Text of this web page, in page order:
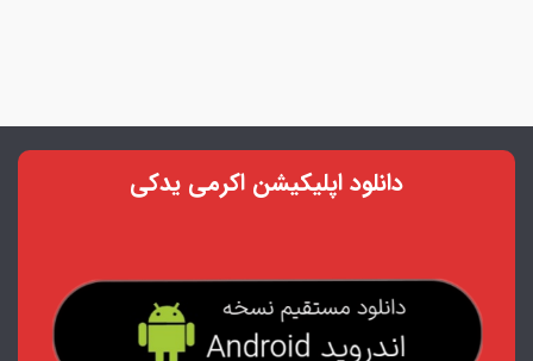
دانلود اپلیکیشن اکرمی یدکی